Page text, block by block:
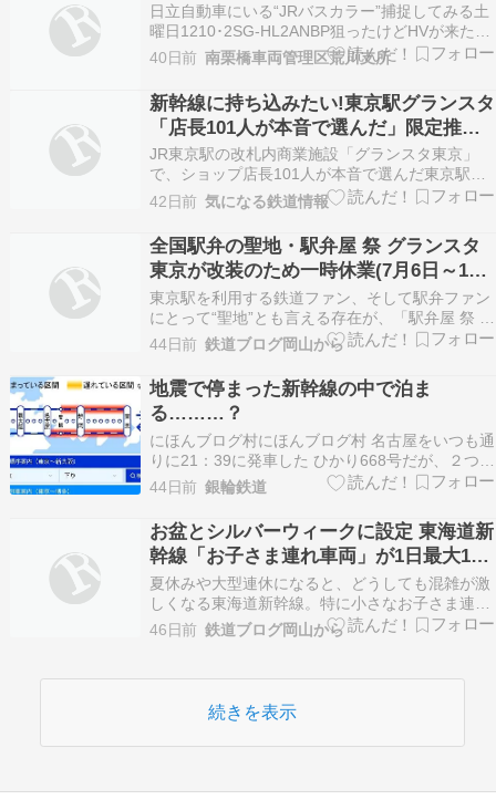
日立自動車にいる“JRバスカラー”捕捉してみる土
曜日1210･2SG-HL2ANBP狙ったけどHVが来た別
の平日タイミングで見かけたので1211･2KG-
KV290N4トリトンで捕捉日立自動車交通でなぜ
JRバスカラー車?東京駅～メッツア飯能便をJRか
ら日立自答社交通へアライアンス…
40日前 南栗橋車両管理区荒川支所
新幹線に持ち込みたい!東京駅グランスタ
「店長101人が本音で選んだ」限定推し
弁当TOP10を一挙公開! 1位はロケ弁の名
店カレーに
JR東京駅の改札内商業施設「グランスタ東京」
で、ショップ店長101人が本音で選んだ東京駅限
定の「推し弁当ランキング」が発表されました。
芸能人御用達のロケ弁として有名な欧風カレー専
門店「オーベルジーヌ」が見事1位に輝いたほ
42日前 気になる鉄道情報
全国駅弁の聖地・駅弁屋 祭 グランスタ
東京が改装のため一時休業(7月6日～14
日）
東京駅を利用する鉄道ファン、そして駅弁ファン
にとって“聖地”とも言える存在が、「駅弁屋 祭 グ
ランスタ東京」。北海道から九州まで、全国各地
の名物駅弁が一堂に会するこの店舗は、出張や旅
行のついではもちろん、「駅弁を買うためだけに
東京駅へ行く」という人も少なくありません。 そ
んな人気…
44日前 鉄道ブログ岡山から
地震で停まった新幹線の中で泊ま
る………？
にほんブログ村にほんブログ村 名古屋をいつも通
りに21：39に発車した ひかり668号だが、２つ目
の停車駅 静岡を出て直ぐに速度が落ちて 東静岡
駅付近で停まった。どうやら 富士五湖付近で発生
した地震の影響らしい。彼此2時間半が経つが未
だ停まったままだ。 0：50 まもなく運転再…
44日前 銀輪鉄道
お盆とシルバーウィークに設定 東海道新
幹線「お子さま連れ車両」が1日最大14
本運転
夏休みや大型連休になると、どうしても混雑が激
しくなる東海道新幹線。特に小さなお子さま連れ
の利用では、「周りに気を使う」「長時間は大
変」という声もよく聞きます。 そんな中、JR東
ました。2026年のお盆とシルバーウィーク期間
に、東海道新…
46日前 鉄道ブログ岡山から
続きを表示